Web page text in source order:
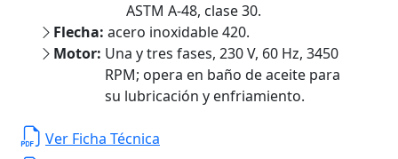
ASTM A-48, clase 30.
Flecha: acero inoxidable 420.
Motor: Una y tres fases, 230 V, 60 Hz, 3450
RPM; opera en baño de aceite para
su lubricación y enfriamiento.
Ver Ficha Técnica